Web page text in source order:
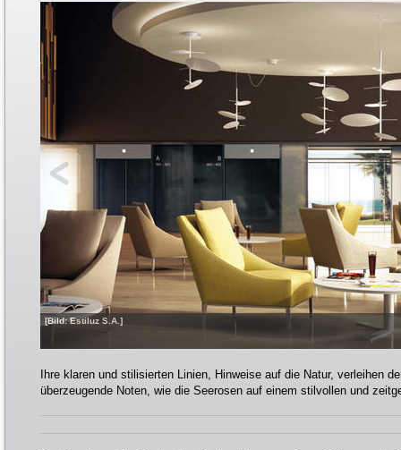
[Bild: Estiluz S.A.]
Ihre klaren und stilisierten Linien, Hinweise auf die Natur, verleihen
überzeugende Noten, wie die Seerosen auf einem stilvollen und